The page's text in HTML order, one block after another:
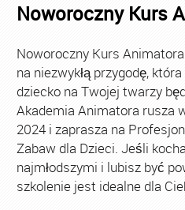
Noworoczny Kurs
Noworoczny Kurs
na niezwykłą przygodę,
dziecko na Twojej twarzy
Akademia Animatora rusza
2024 i zaprasza na
Zabaw dla Dzieci. Jeśli
najmłodszymi i lubisz być
szkolenie jest idealne dla